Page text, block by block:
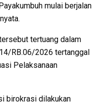
mulai berjalan
tertuang dalam
RB.06/2026 tertanggal
Pelaksanaan
birokrasi dilakukan